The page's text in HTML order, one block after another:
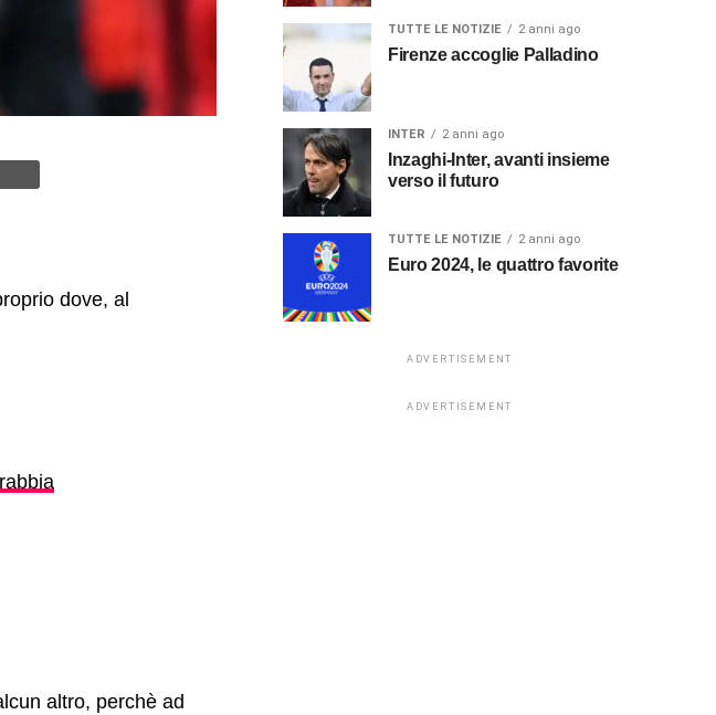
dove, al
altro, perchè ad
TUTTE LE NOTIZIE 2 anni ago
Firenze accoglie Palladino
INTER 2 anni ago
Inzaghi-Inter, avanti insieme
verso il futuro
TUTTE LE NOTIZIE 2 anni ago
Euro 2024, le quattro favorite
ADVERTISEMENT
ADVERTISEMENT